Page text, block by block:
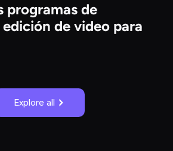
programas de
de video para
Explore all